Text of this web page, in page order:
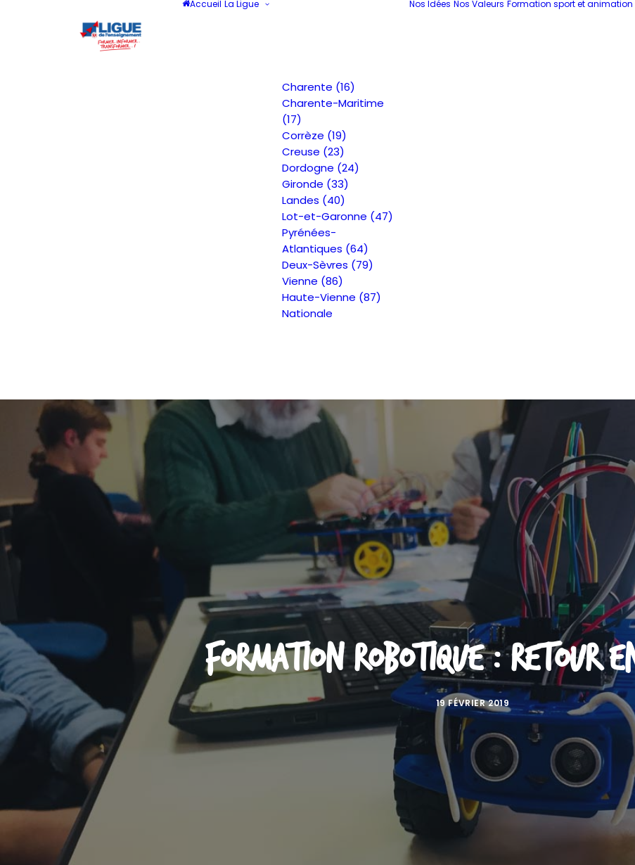
Accueil La Ligue
Charente (16)
Charente-Maritime
(17)
Corrèze (19)
Creuse (23)
Dordogne (24)
Gironde (33)
Landes (40)
Lot-et-Garonne (47)
Pyrénées-
Atlantiques (64)
Deux-Sèvres (79)
Vienne (86)
Haute-Vienne (87)
Nationale
Nos Idées Nos Valeurs Formation sport et animation
Formation robotique : retour
19 FÉVRIER 2019